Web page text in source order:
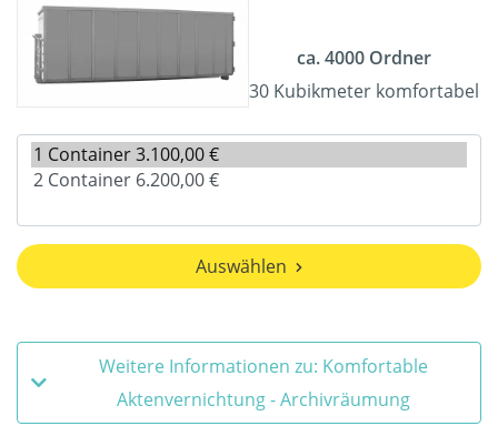
ca. 4000 Ordner
30 Kubikmeter komfortabel
Auswählen
Weitere Informationen zu: Komfortable
Aktenvernichtung - Archivräumung